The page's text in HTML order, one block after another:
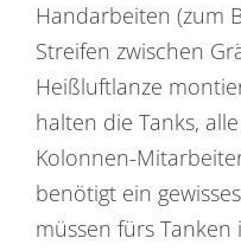
Handarbeiten (zum
Streifen zwischen
Heißluftlanze
halten die Tanks,
Kolonnen-
benötigt ein
müssen fürs